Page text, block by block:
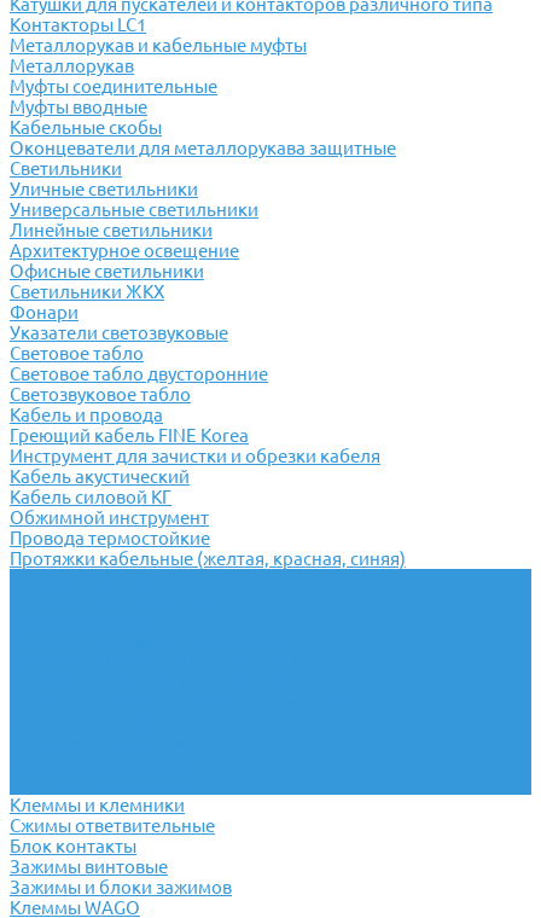
Катушки для пускателей и контакторов различного типа
Контакторы LC1
Металлорукав и кабельные муфты
Металлорукав
Муфты соединительные
Муфты вводные
Кабельные скобы
Оконцеватели для металлорукава защитные
Светильники
Уличные светильники
Универсальные светильники
Линейные светильники
Архитектурное освещение
Офисные светильники
Светильники ЖКХ
Фонари
Указатели светозвуковые
Световое табло
Световое табло двусторонние
Светозвуковое табло
Кабель и провода
Греющий кабель FINE Korea
Инструмент для зачистки и обрезки кабеля
Кабель акустический
Кабель силовой КГ
Обжимной инструмент
Провода термостойкие
Протяжки кабельные (желтая, красная, синяя)
Клеммы и клемники
Cжимы ответвительные
Блок контакты
Зажимы винтовые
Зажимы и блоки зажимов
Клеммы WAGO